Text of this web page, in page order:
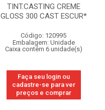
TINT.CASTING CREME
GLOSS 300 CAST ESCUR*
Código: 120995
Embalagem: Unidade
Caixa contém 6 unidade(s)
Faça seu login ou
cadastre-se para ver
preços e comprar